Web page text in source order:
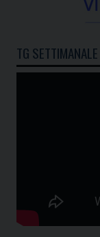
TG SETTIMANALE